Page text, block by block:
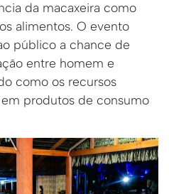
da macaxeira como
alimentos. O evento
público a chance de
entre homem e
como os recursos
produtos de consumo